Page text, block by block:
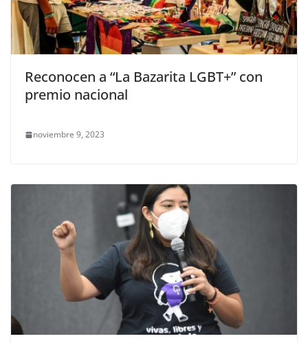
Reconocen a “La Bazarita LGBT+” con
premio nacional
noviembre 9, 2023